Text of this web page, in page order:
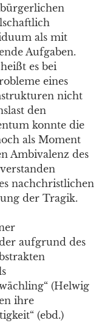
als mit
Aufgaben.
es bei
eines
nicht
den
konnte die
als Moment
Ambivalenz des
nachchristlichen
der Tragik.
aufgrund des
(Helwig
ihre
(ebd.)